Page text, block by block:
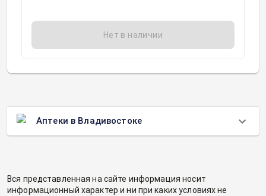
Нет в наличии
Аптеки в Владивостоке
Вся представленная на сайте информация носит
информационный характер и ни при каких условиях не